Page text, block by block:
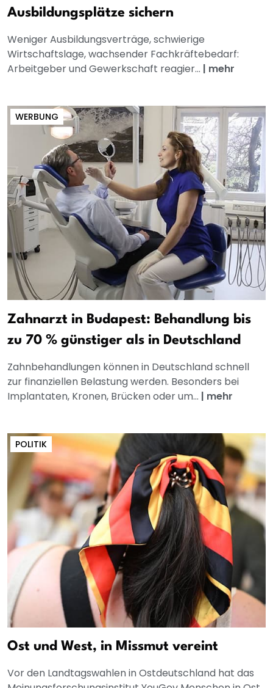
Ausbildungsplätze sichern
Weniger Ausbildungsverträge, schwierige
Wirtschaftslage, wachsender Fachkräftebedarf:
Arbeitgeber und Gewerkschaft reagier... | mehr
WERBUNG
Zahnarzt in Budapest: Behandlung bis
zu 70 % günstiger als in Deutschland
Zahnbehandlungen können in Deutschland schnell
zur finanziellen Belastung werden. Besonders bei
Implantaten, Kronen, Brücken oder um... | mehr
POLITIK
Ost und West, in Missmut vereint
Vor den Landtagswahlen in Ostdeutschland hat das